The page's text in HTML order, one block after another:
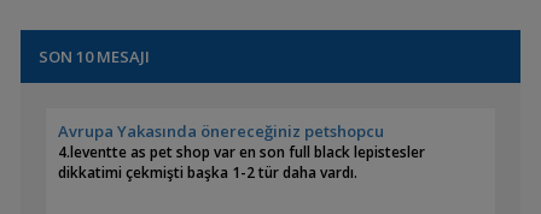
SON 10 MESAJI
Avrupa Yakasında önereceğiniz petshopcu
4.leventte as pet shop var en son full black lepistesler
dikkatimi çekmişti başka 1-2 tür daha vardı.